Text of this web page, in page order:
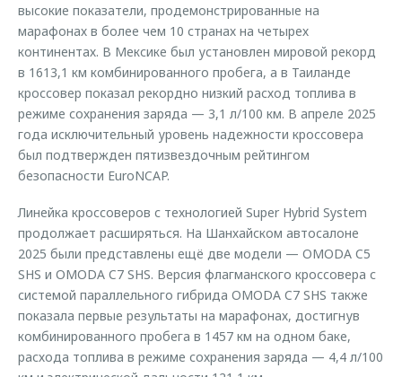
высокие показатели, продемонстрированные на
марафонах в более чем 10 странах на четырех
континентах. В Мексике был установлен мировой рекорд
в 1613,1 км комбинированного пробега, а в Таиланде
кроссовер показал рекордно низкий расход топлива в
режиме сохранения заряда — 3,1 л/100 км. В апреле 2025
года исключительный уровень надежности кроссовера
был подтвержден пятизвездочным рейтингом
безопасности EuroNCAP.
Линейка кроссоверов с технологией Super Hybrid System
продолжает расширяться. На Шанхайском автосалоне
2025 были представлены ещё две модели — OMODA C5
SHS и OMODA C7 SHS. Версия флагманского кроссовера с
системой параллельного гибрида OMODA C7 SHS также
показала первые результаты на марафонах, достигнув
комбинированного пробега в 1457 км на одном баке,
расхода топлива в режиме сохранения заряда — 4,4 л/100